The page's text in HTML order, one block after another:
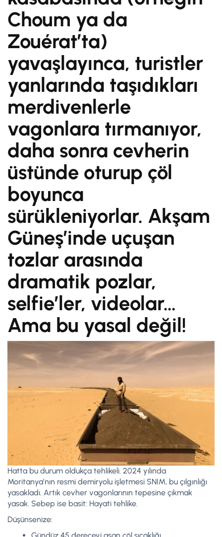
Choum ya da
Zouérat’ta)
yavaşlayınca, turistler
yanlarında taşıdıkları
merdivenlerle
vagonlara tırmanıyor,
daha sonra cevherin
üstünde oturup çöl
boyunca
sürükleniyorlar. Akşam
Güneş’inde uçuşan
tozlar arasında
dramatik pozlar,
selfie’ler, videolar…
Ama bu yasal değil!
Hatta bu durum oldukça tehlikeli. 2024 yılında
Moritanya’nın resmi demiryolu işletmesi SNIM, bu çılgınlığı
yasakladı. Artık cevher vagonlarının tepesine çıkmak
yasak. Sebep ise basit: Hayati tehlike.
Düşünsenize: